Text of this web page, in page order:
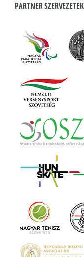
PARTNER SZERVEZETEK